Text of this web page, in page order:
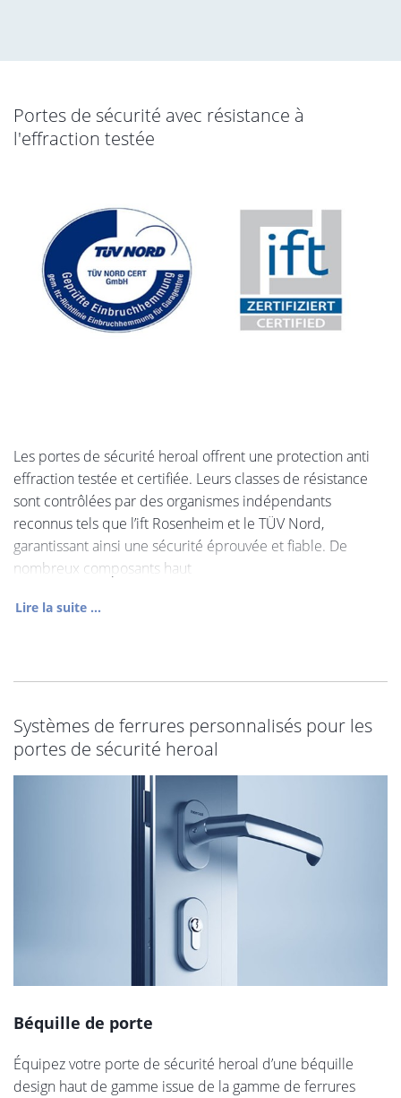
Portes de sécurité avec résistance à
l'effraction testée
Les portes de sécurité heroal offrent une protection anti
effraction testée et certifiée. Leurs classes de résistance
sont contrôlées par des organismes indépendants
reconnus tels que l’ift Rosenheim et le TÜV Nord,
garantissant ainsi une sécurité éprouvée et fiable. De
nombreux composants haut
Lire la suite ...
Systèmes de ferrures personnalisés pour les
portes de sécurité heroal
Béquille de porte
Équipez votre porte de sécurité heroal d’une béquille
design haut de gamme issue de la gamme de ferrures